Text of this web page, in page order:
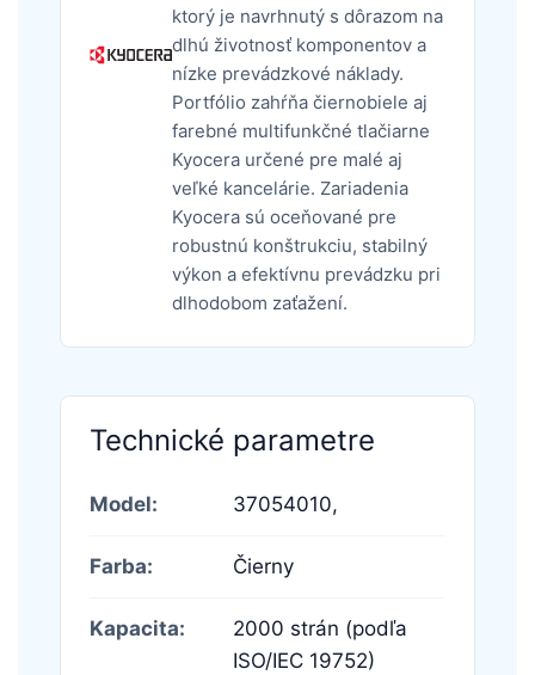
ktorý je navrhnutý s dôrazom na
dlhú životnosť komponentov a
nízke prevádzkové náklady.
Portfólio zahŕňa čiernobiele aj
farebné multifunkčné tlačiarne
Kyocera určené pre malé aj
veľké kancelárie. Zariadenia
Kyocera sú oceňované pre
robustnú konštrukciu, stabilný
výkon a efektívnu prevádzku pri
dlhodobom zaťažení.
Technické parametre
Model: 37054010,
Farba: Čierny
Kapacita:
2000 strán (podľa
ISO/IEC 19752)